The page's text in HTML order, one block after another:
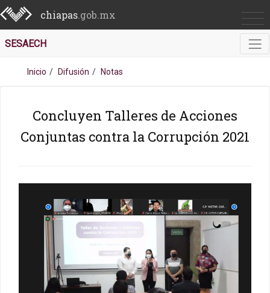
chiapas.gob.mx
SESAECH
Inicio Difusión Notas
Concluyen Talleres de Acciones
Conjuntas contra la Corrupción 2021